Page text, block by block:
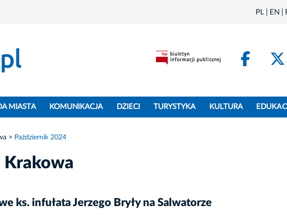
PL EN
MIASTA KOMUNIKACJA DZIECI TURYSTYKA KULTURA
Październik 2024
ks. infułata Jerzego Bryły na Salwatorze